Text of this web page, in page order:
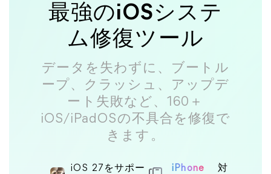
最強のiOSシステ
ム修復ツール
データを失わずに、ブートル
ープ、クラッシュ、アップデ
ート失敗など、160＋
iOS/iPadOSの不具合を修復で
きます。
iOS 27をサポー
iPhone
対